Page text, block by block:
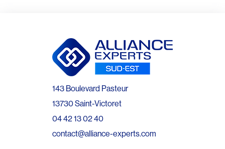
143 Boulevard Pasteur
13730 Saint-Victoret
04 42 13 02 40
contact@alliance-experts.com